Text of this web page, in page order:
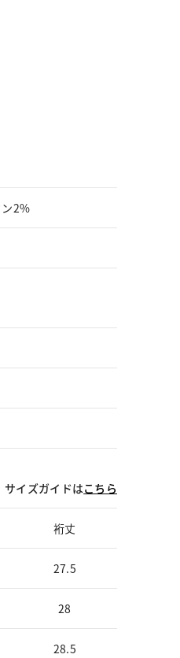
2%
サイズガイドはこちら
裄丈
27.5
28
28.5